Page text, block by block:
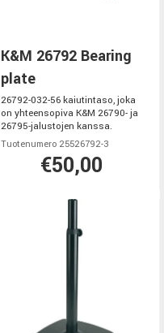
K&M 26792 Bearing
plate
26792-032-56 kaiutintaso, joka
on yhteensopiva K&M 26790- ja
26795-jalustojen kanssa.
Tuotenumero 25526792-3
€50,00